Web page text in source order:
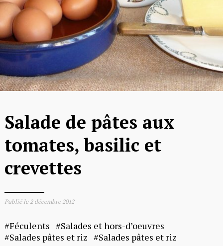
Salade de pâtes aux
tomates, basilic et
crevettes
Publié le 2 décembre 2012
Féculents
Salades et hors-d’oeuvres
Salades pâtes et riz
Salades pâtes et riz